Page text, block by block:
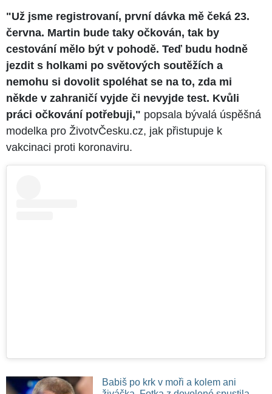
"Už jsme registrovaní, první dávka mě čeká 23.
června. Martin bude taky očkován, tak by
cestování mělo být v pohodě. Teď budu hodně
jezdit s holkami po světových soutěžích a
nemohu si dovolit spoléhat se na to, zda mi
někde v zahraničí vyjde či nevyjde test. Kvůli
práci očkování potřebuji," popsala bývalá úspěšná
modelka pro ŽivotvČesku.cz, jak přistupuje k
vakcinaci proti koronaviru.
Babiš po krk v moři a kolem ani